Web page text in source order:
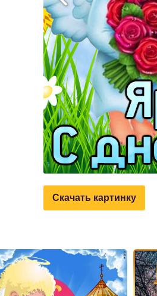
Скачать картинку